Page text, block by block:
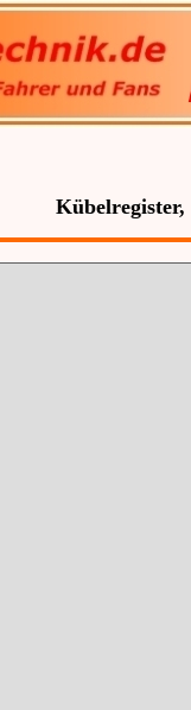
Kübelregister,